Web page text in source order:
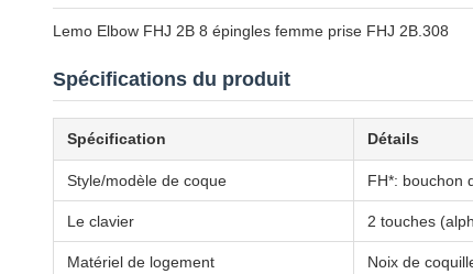
Lemo Elbow FHJ 2B 8 épingles femme prise FHJ 2B.308
Spécifications du produit
Spécification Détails
Style/modèle de coque FH*: bouchon
Le clavier 2 touches
Matériel de logement Noix de